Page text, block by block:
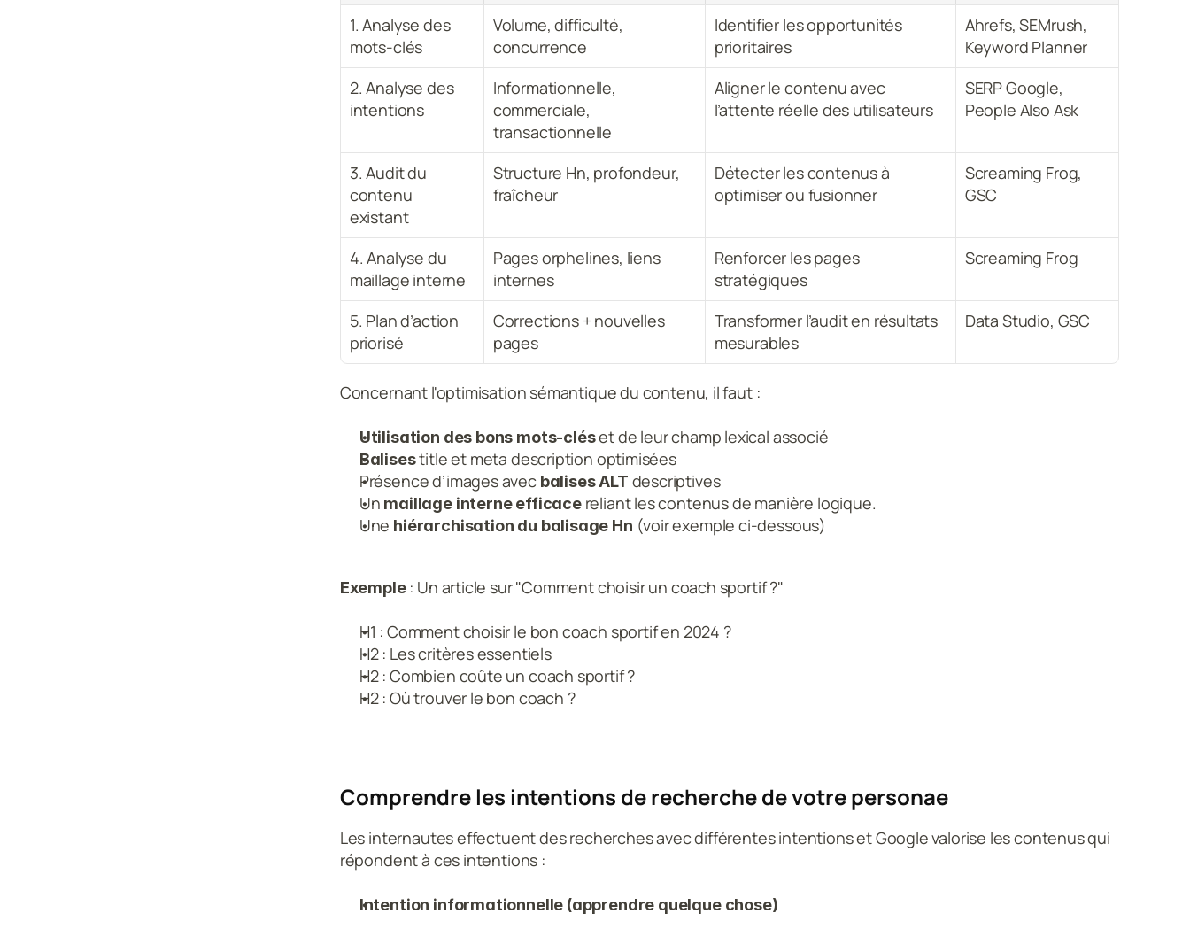
1. Analyse des
mots-clés
Volume, difficulté,
concurrence
Identifier les opportunités
prioritaires
Ahrefs, SEMrush,
Keyword Planner
2. Analyse des
intentions
Informationnelle,
commerciale,
transactionnelle
Aligner le contenu avec
l’attente réelle des utilisateurs
SERP Google,
People Also Ask
3. Audit du
contenu
existant
Structure Hn, profondeur,
fraîcheur
Détecter les contenus à
optimiser ou fusionner
Screaming Frog,
GSC
4. Analyse du
maillage interne
Pages orphelines, liens
internes
Renforcer les pages
stratégiques
Screaming Frog
5. Plan d’action
priorisé
Corrections + nouvelles
pages
Transformer l’audit en résultats
mesurables
Data Studio, GSC
Concernant l'optimisation sémantique du contenu, il faut :
Utilisation des bons mots-clés et de leur champ lexical associé
Balises title et meta description optimisées
Présence d’images avec balises ALT descriptives
Un maillage interne efficace reliant les contenus de manière logique.
Une hiérarchisation du balisage Hn (voir exemple ci-dessous)
Exemple : Un article sur "Comment choisir un coach sportif ?"
H1 : Comment choisir le bon coach sportif en 2024 ?
H2 : Les critères essentiels
H2 : Combien coûte un coach sportif ?
H2 : Où trouver le bon coach ?
Comprendre les intentions de recherche de votre personae
Les internautes effectuent des recherches avec différentes intentions et Google valorise les contenus qui
répondent à ces intentions :
Intention informationnelle (apprendre quelque chose)